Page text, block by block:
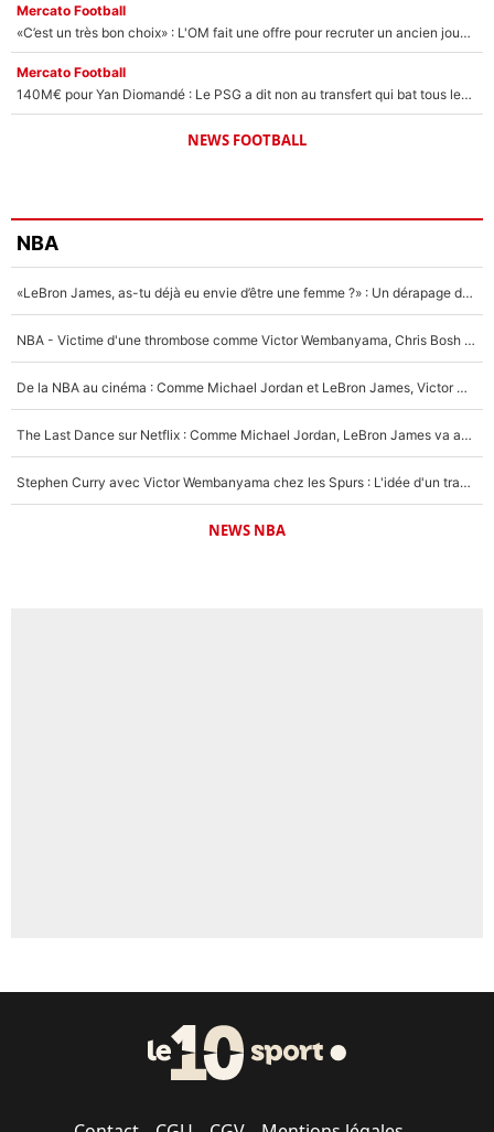
Mercato Football
«C’est un très bon choix» : L'OM fait une offre pour recruter un ancien joueur du PSG... et c'est validé dans l'After Foot !
Mercato Football
140M€ pour Yan Diomandé : Le PSG a dit non au transfert qui bat tous les records sur le mercato
NEWS FOOTBALL
NBA
«LeBron James, as-tu déjà eu envie d’être une femme ?» : Un dérapage de Donald Trump sur la superstar de la NBA refait surface
NBA - Victime d'une thrombose comme Victor Wembanyama, Chris Bosh prévient le Français des risques sur sa santé : «J’ai failli mourir sur le coup et j’ai été ramené à la vie»
De la NBA au cinéma : Comme Michael Jordan et LeBron James, Victor Wembanyama rêve d'une carrière d'acteur !
The Last Dance sur Netflix : Comme Michael Jordan, LeBron James va avoir le droit à sa série !
Stephen Curry avec Victor Wembanyama chez les Spurs : L'idée d'un trade historique est lancée en NBA !
NEWS NBA